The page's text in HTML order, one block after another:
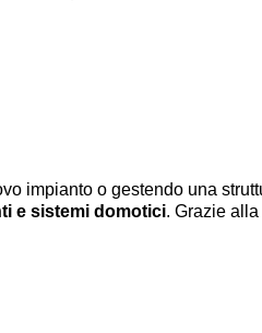
impianto o gestendo una
e sistemi domotici. Grazie